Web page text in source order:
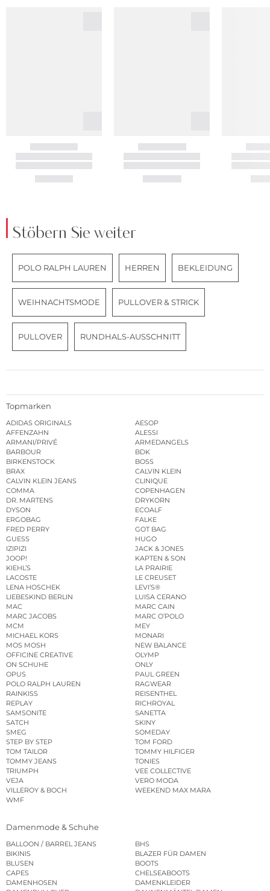
Stöbern Sie weiter
POLO RALPH LAUREN HERREN BEKLEIDUNG
WEIHNACHTSMODE PULLOVER & STRICK
PULLOVER RUNDHALS-AUSSCHNITT
Topmarken
ADIDAS ORIGINALS
AESOP
AFFENZAHN
ALESSI
ARMANI/PRIVÉ
ARMEDANGELS
BARBOUR
BDK
BIRKENSTOCK
BOSS
BRAX
CALVIN KLEIN
CALVIN KLEIN JEANS
CLINIQUE
COMMA
COPENHAGEN
DR. MARTENS
DRYKORN
DYSON
ECOALF
ERGOBAG
FALKE
FRED PERRY
GOT BAG
GUESS
HUGO
IZIPIZI
JACK & JONES
JOOP!
KAPTEN & SON
KIEHL’S
LA PRAIRIE
LACOSTE
LE CREUSET
LENA HOSCHEK
LEVI’S®
LIEBESKIND BERLIN
LUISA CERANO
MAC
MARC CAIN
MARC JACOBS
MARC O’POLO
MCM
MEY
MICHAEL KORS
MONARI
MOS MOSH
NEW BALANCE
OFFICINE CREATIVE
OLYMP
ON SCHUHE
ONLY
OPUS
PAUL GREEN
POLO RALPH LAUREN
RAGWEAR
RAINKISS
REISENTHEL
REPLAY
RICHROYAL
SAMSONITE
SANETTA
SATCH
SKINY
SMEG
SOMEDAY
STEP BY STEP
TOM FORD
TOM TAILOR
TOMMY HILFIGER
TOMMY JEANS
TONIES
TRIUMPH
VEE COLLECTIVE
VEJA
VERO MODA
VILLEROY & BOCH
WEEKEND MAX MARA
WMF
Damenmode & Schuhe
BALLOON / BARREL JEANS
BHS
BIKINIS
BLAZER FÜR DAMEN
BLUSEN
BOOTS
CAPES
CHELSEABOOTS
DAMENHOSEN
DAMENKLEIDER